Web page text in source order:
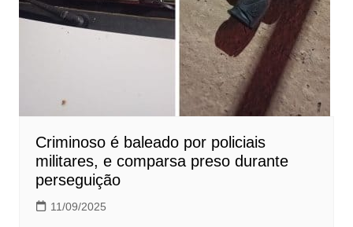
Criminoso é baleado por policiais
militares, e comparsa preso durante
perseguição
11/09/2025